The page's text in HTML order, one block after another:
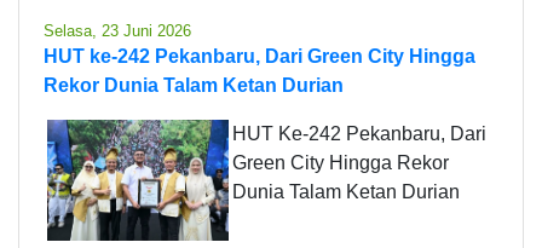
Selasa, 23 Juni 2026
HUT ke-242 Pekanbaru, Dari Green City Hingga
Rekor Dunia Talam Ketan Durian
HUT Ke-242 Pekanbaru, Dari
Green City Hingga Rekor
Dunia Talam Ketan Durian